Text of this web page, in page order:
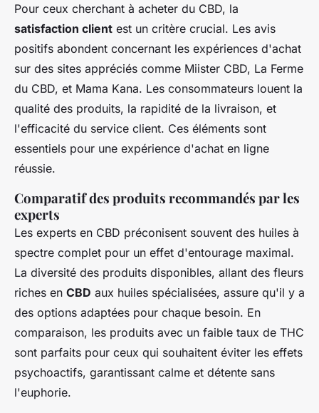
Pour ceux cherchant à acheter du CBD, la
satisfaction client est un critère crucial. Les avis
positifs abondent concernant les expériences d'achat
sur des sites appréciés comme Miister CBD, La Ferme
du CBD, et Mama Kana. Les consommateurs louent la
qualité des produits, la rapidité de la livraison, et
l'efficacité du service client. Ces éléments sont
essentiels pour une expérience d'achat en ligne
réussie.
Comparatif des produits recommandés par les
experts
Les experts en CBD préconisent souvent des huiles à
spectre complet pour un effet d'entourage maximal.
La diversité des produits disponibles, allant des fleurs
riches en CBD aux huiles spécialisées, assure qu'il y a
des options adaptées pour chaque besoin. En
comparaison, les produits avec un faible taux de THC
sont parfaits pour ceux qui souhaitent éviter les effets
psychoactifs, garantissant calme et détente sans
l'euphorie.